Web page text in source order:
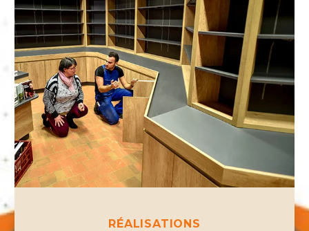
RÉALISATIONS